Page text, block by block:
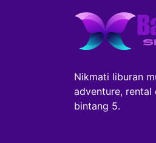
Nikmati liburan
adventure, rental
bintang 5.